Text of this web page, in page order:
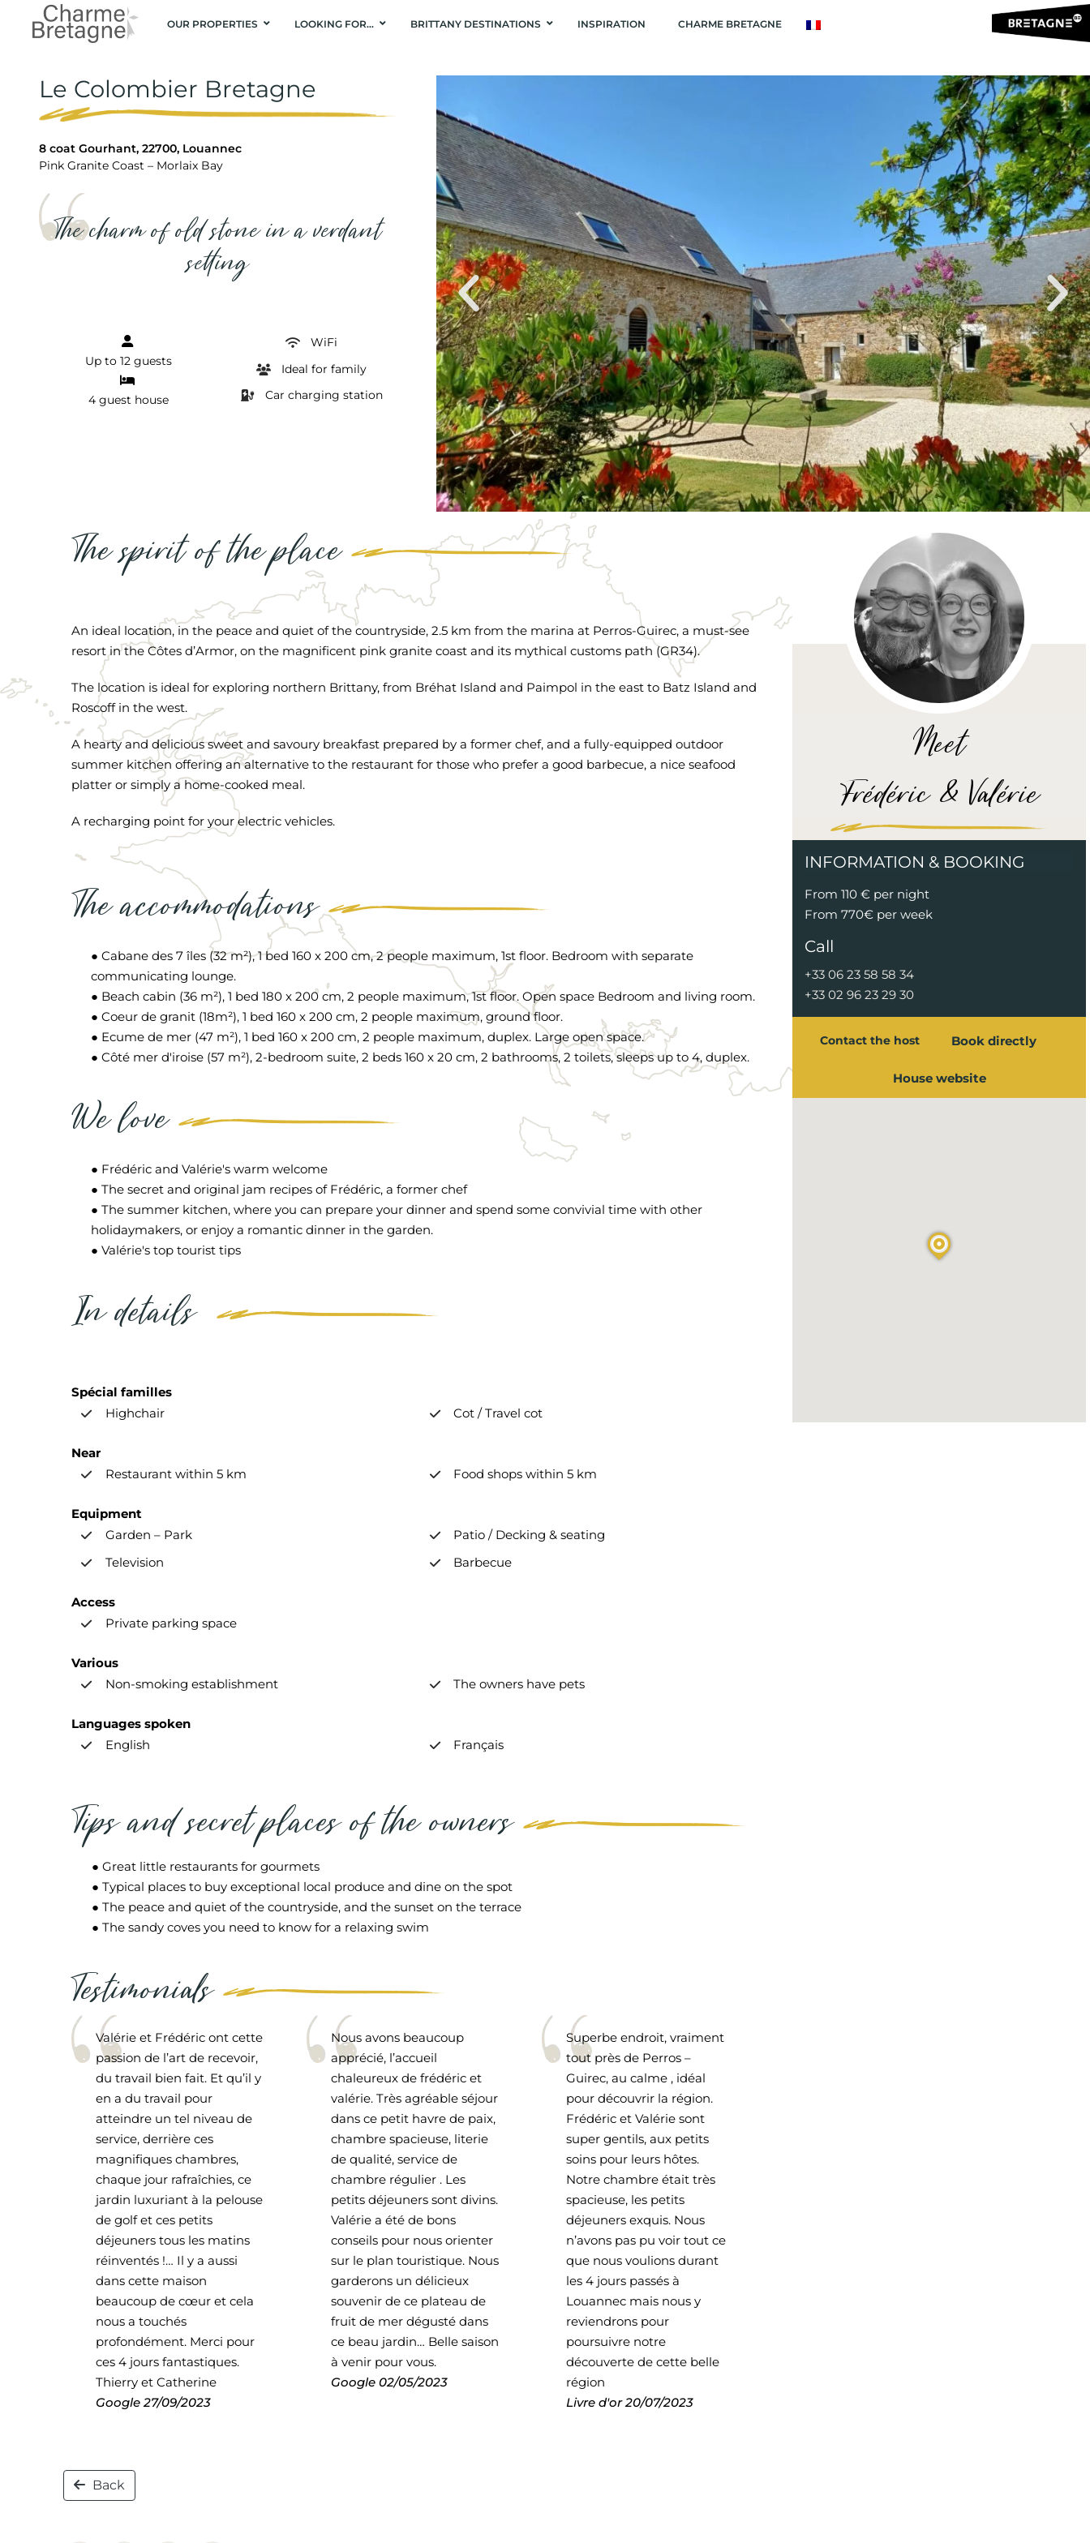
OUR PROPERTIES LOOKING FOR… BRITTANY DESTINATIONS INSPIRATION CHARME BRETAGNE
Le Colombier Bretagne
8 coat Gourhant, 22700, Louannec
Pink Granite Coast – Morlaix Bay
The charm of old stone in a verdant
setting
Up to 12 guests
4 guest house
WiFi
Ideal for family
Car charging station
The spirit of the place
An ideal location, in the peace and quiet of the countryside, 2.5 km from the marina at Perros-Guirec, a must-see
resort in the Côtes d’Armor, on the magnificent pink granite coast and its mythical customs path (GR34).
The location is ideal for exploring northern Brittany, from Bréhat Island and Paimpol in the east to Batz Island and
Roscoff in the west.
A hearty and delicious sweet and savoury breakfast prepared by a former chef, and a fully-equipped outdoor
summer kitchen offering an alternative to the restaurant for those who prefer a good barbecue, a nice seafood
platter or simply a home-cooked meal.
A recharging point for your electric vehicles.
The accommodations
● Cabane des 7 îles (32 m²), 1 bed 160 x 200 cm, 2 people maximum, 1st floor. Bedroom with separate
communicating lounge.
● Beach cabin (36 m²), 1 bed 180 x 200 cm, 2 people maximum, 1st floor. Open space Bedroom and living room.
● Coeur de granit (18m²), 1 bed 160 x 200 cm, 2 people maximum, ground floor.
● Ecume de mer (47 m²), 1 bed 160 x 200 cm, 2 people maximum, duplex. Large open space.
● Côté mer d'iroise (57 m²), 2-bedroom suite, 2 beds 160 x 20 cm, 2 bathrooms, 2 toilets, sleeps up to 4, duplex.
We love
● Frédéric and Valérie's warm welcome
● The secret and original jam recipes of Frédéric, a former chef
● The summer kitchen, where you can prepare your dinner and spend some convivial time with other
holidaymakers, or enjoy a romantic dinner in the garden.
● Valérie's top tourist tips
In details
Spécial familles
Highchair
Cot / Travel cot
Near
Restaurant within 5 km
Food shops within 5 km
Equipment
Garden – Park
Patio / Decking & seating
Television
Barbecue
Access
Private parking space
Various
Non-smoking establishment
The owners have pets
Languages spoken
English
Français
Tips and secret places of the owners
● Great little restaurants for gourmets
● Typical places to buy exceptional local produce and dine on the spot
● The peace and quiet of the countryside, and the sunset on the terrace
● The sandy coves you need to know for a relaxing swim
Testimonials
Valérie et Frédéric ont cette
passion de l’art de recevoir,
du travail bien fait. Et qu’il y
en a du travail pour
atteindre un tel niveau de
service, derrière ces
magnifiques chambres,
chaque jour rafraîchies, ce
jardin luxuriant à la pelouse
de golf et ces petits
déjeuners tous les matins
réinventés !… Il y a aussi
dans cette maison
beaucoup de cœur et cela
nous a touchés
profondément. Merci pour
ces 4 jours fantastiques.
Thierry et Catherine
Google27/09/2023
Nous avons beaucoup
apprécié, l’accueil
chaleureux de frédéric et
valérie. Très agréable séjour
dans ce petit havre de paix,
chambre spacieuse, literie
de qualité, service de
chambre régulier . Les
petits déjeuners sont divins.
Valérie a été de bons
conseils pour nous orienter
sur le plan touristique. Nous
garderons un délicieux
souvenir de ce plateau de
fruit de mer dégusté dans
ce beau jardin… Belle saison
à venir pour vous.
Google 02/05/2023
Superbe endroit, vraiment
tout près de Perros –
Guirec, au calme , idéal
pour découvrir la région.
Frédéric et Valérie sont
super gentils, aux petits
soins pour leurs hôtes.
Notre chambre était très
spacieuse, les petits
déjeuners exquis. Nous
n’avons pas pu voir tout ce
que nous voulions durant
les 4 jours passés à
Louannec mais nous y
reviendrons pour
poursuivre notre
découverte de cette belle
région
Livre d'or20/07/2023
Back
Meet
Frédéric & Valérie
INFORMATION & BOOKING
From 110 € per night
From 770€ per week
Call
+33 06 23 58 58 34
+33 02 96 23 29 30
Contact the host Book directly
House website